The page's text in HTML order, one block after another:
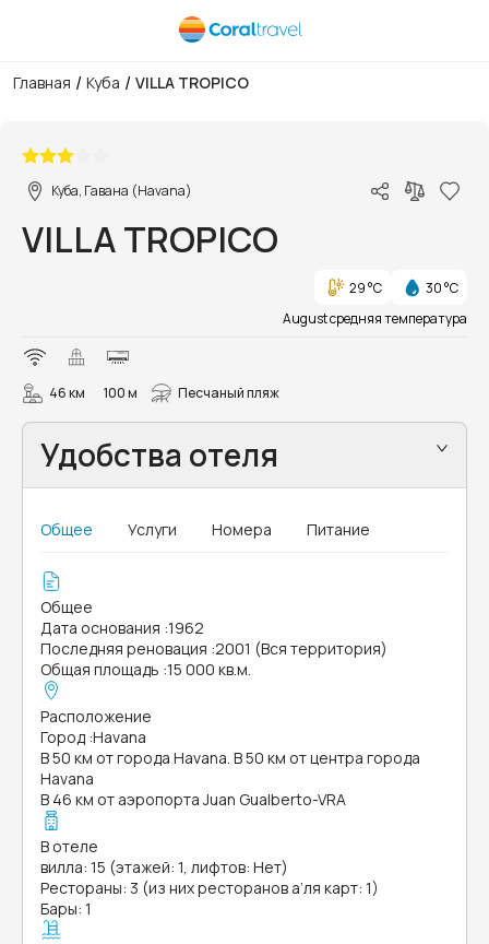
Главная / Куба / VILLA TROPICO
Куба, Гавана (Havana)
VILLA TROPICO
29 °C
30 °C
August средняя температура
46 км 100 м Песчаный пляж
Удобства отеля
Общее Услуги Номера Питание
Общее
Дата основания :1962
Последняя реновация :2001 (Вся территория)
Общая площадь :15 000 кв.м.
Расположение
Город :Havana
В 50 км от города Havana. В 50 км от центра города
Havana
В 46 км от аэропорта Juan Gualberto-VRA
В отеле
вилла: 15 (этажей: 1, лифтов: Нет)
Рестораны: 3 (из них ресторанов а’ля карт: 1)
Бары: 1